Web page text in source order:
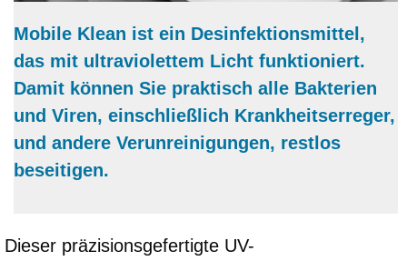
Mobile Klean ist ein Desinfektionsmittel,
das mit ultraviolettem Licht funktioniert.
Damit können Sie praktisch alle Bakterien
und Viren, einschließlich Krankheitserreger,
und andere Verunreinigungen, restlos
beseitigen.
Dieser präzisionsgefertigte UV-